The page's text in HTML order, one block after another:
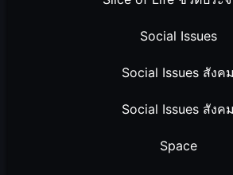
Social Issues
Social Issues สังคม
Social Issues สังคม
Space